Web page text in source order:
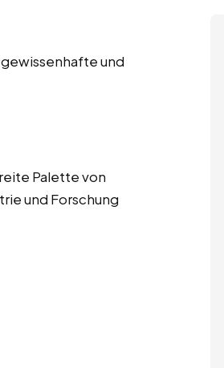
und
Palette von
und Forschung